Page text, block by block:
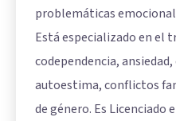
problemáticas
Está especializado en el
codependencia,
autoestima, conflictos
de género. Es Licenciado